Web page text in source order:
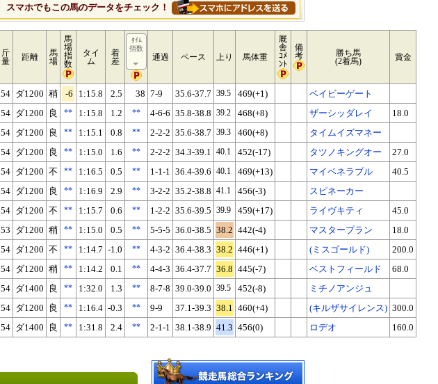
スマホでもこの馬のデータをチェック！
斤
量
距離
馬
場
馬
場
指
数
タイ
ム
着
差
ﾀｲﾑ
指数
通過 ペース 上り 馬体重
厩
舎
ｺﾒ
ﾝﾄ
備
考
勝ち馬
(2着馬)
賞金
54 ダ1200 稍 -6 1:15.8 2.5 38 7-9 35.6-37.7 39.5 469(+1)
ベイビーゲート
54 ダ1200 良 ** 1:15.8 1.2 ** 4-6-6 35.8-38.8 39.2 468(+8) ザーシッダレイ
18.0
54 ダ1200 良 ** 1:15.1 0.8 ** 2-2-2 35.6-38.7 39.3 460(+8)
タイムイズマネー
54 ダ1200 良 ** 1:15.0 1.6 ** 2-2-2 34.3-39.1 40.1 452(-17) タツノキングオー
27.0
54 ダ1200 不 ** 1:16.5 0.5 ** 1-1-1 36.4-39.6 40.1 469(+13) マイベネラブル
40.5
54 ダ1200 良 ** 1:16.9 2.9 ** 3-2-2 35.2-38.8 41.1 456(-3)
スピネーカー
54 ダ1200 不 ** 1:15.7 0.6 ** 1-2-2 35.6-39.5 39.9 459(+17) ライヴキティ
45.0
53 ダ1200 稍 ** 1:15.0 0.5 ** 5-5-5 36.0-38.5 38.2 442(-4) マスタープラン
18.0
54 ダ1200 不 ** 1:14.7 -1.0 ** 4-3-2 36.4-38.3 38.2 446(+1) (ミスゴールド)
200.0
54 ダ1200 稍 ** 1:14.2 0.1 ** 4-4-3 36.4-37.7 36.8 445(-7) ベストフィールド
68.0
54 ダ1400 良 ** 1:32.0 1.3 ** 8-7-8 39.0-39.0 39.5 452(-8)
ミチノアンジュ
54 ダ1200 良 ** 1:16.4 -0.3 ** 9-9 37.1-39.3 38.1 460(+4) (キルザサイレンス) 300.0
54 ダ1400 良 ** 1:31.8 2.4 ** 2-1-1 38.1-38.9 41.3 456(0) ロデオ 160.0